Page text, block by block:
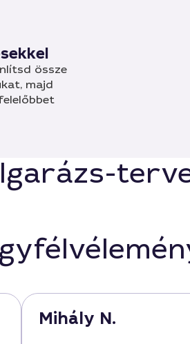
össze
majd
Mihály N.